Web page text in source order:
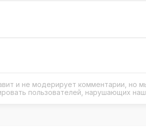
и не модерирует комментарии, но
пользователей, нарушающих